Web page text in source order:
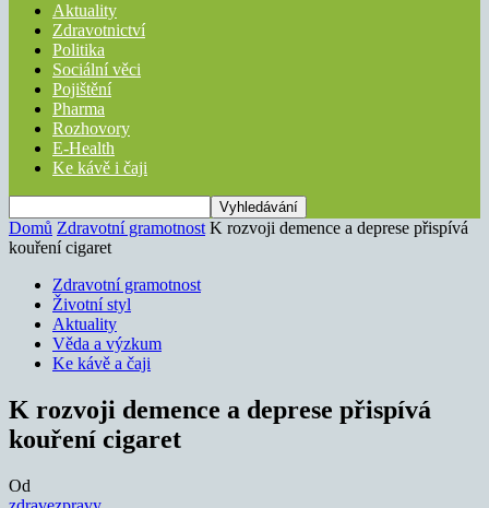
Aktuality
Zdravotnictví
Politika
Sociální věci
Pojištění
Pharma
Rozhovory
E-Health
Ke kávě i čaji
Domů Zdravotní gramotnost K rozvoji demence a deprese přispívá
kouření cigaret
Zdravotní gramotnost
Životní styl
Aktuality
Věda a výzkum
Ke kávě a čaji
K rozvoji demence a deprese přispívá
kouření cigaret
Od